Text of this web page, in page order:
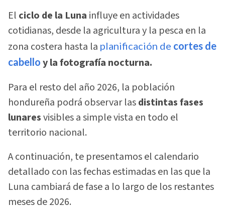
El ciclo de la Luna influye en actividades
cotidianas, desde la agricultura y la pesca en la
zona costera hasta la planificación de cortes de
cabello y la fotografía nocturna.
Para el resto del año 2026, la población
hondureña podrá observar lasdistintas fases
lunaresvisibles a simple vista en todo el
territorio nacional.
A continuación, te presentamos el calendario
detallado con las fechas estimadas en las que la
Luna cambiará de fase a lo largo de los restantes
meses de 2026.